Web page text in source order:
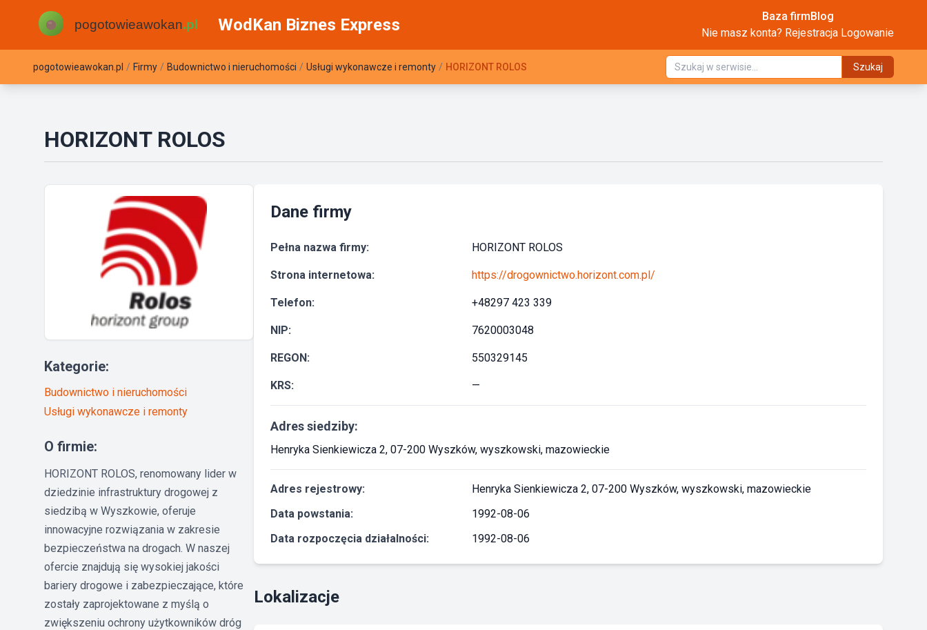
WodKan Biznes Express Baza firmBlog
Nie masz konta? Rejestracja Logowanie
pogotowieawokan.pl / Firmy / Budownictwo i nieruchomości / Usługi wykonawcze i remonty / HORIZONT ROLOS Szukaj
HORIZONT ROLOS
Kategorie:
Budownictwo i nieruchomości
Usługi wykonawcze i remonty
O firmie:
HORIZONT ROLOS, renomowany lider w
dziedzinie infrastruktury drogowej z
siedzibą w Wyszkowie, oferuje
innowacyjne rozwiązania w zakresie
bezpieczeństwa na drogach. W naszej
ofercie znajdują się wysokiej jakości
bariery drogowe i zabezpieczające, które
zostały zaprojektowane z myślą o
zwiększeniu ochrony użytkowników dróg
Dane firmy
Pełna nazwa firmy: HORIZONT ROLOS
Strona internetowa: https://drogownictwo.horizont.com.pl/
Telefon: +48297 423 339
NIP: 7620003048
REGON: 550329145
KRS: —
Adres siedziby:
Henryka Sienkiewicza 2, 07-200 Wyszków, wyszkowski, mazowieckie
Adres rejestrowy:
Henryka Sienkiewicza 2, 07-200 Wyszków, wyszkowski, mazowieckie
Data powstania:
1992-08-06
Data rozpoczęcia działalności:
1992-08-06
Lokalizacje